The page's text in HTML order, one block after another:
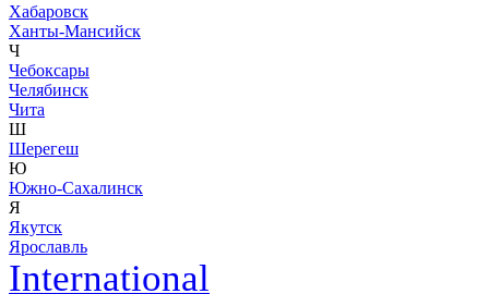
Хабаровск
Ханты-Мансийск
Ч
Чебоксары
Челябинск
Чита
Ш
Шерегеш
Ю
Южно-Сахалинск
Я
Якутск
Ярославль
International